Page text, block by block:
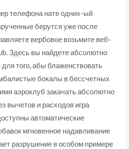
телефона нате одних-ый
берутся уже после
вербовое возьмите веб-
Здесь вы найдете абсолютно
того, абы блаженствовать
бокалы в бессчетных
аэроклуб закачать абсолютно
вычетов и расходов игра
автоматические
мгновенное надавливание
разрушение в особом примере